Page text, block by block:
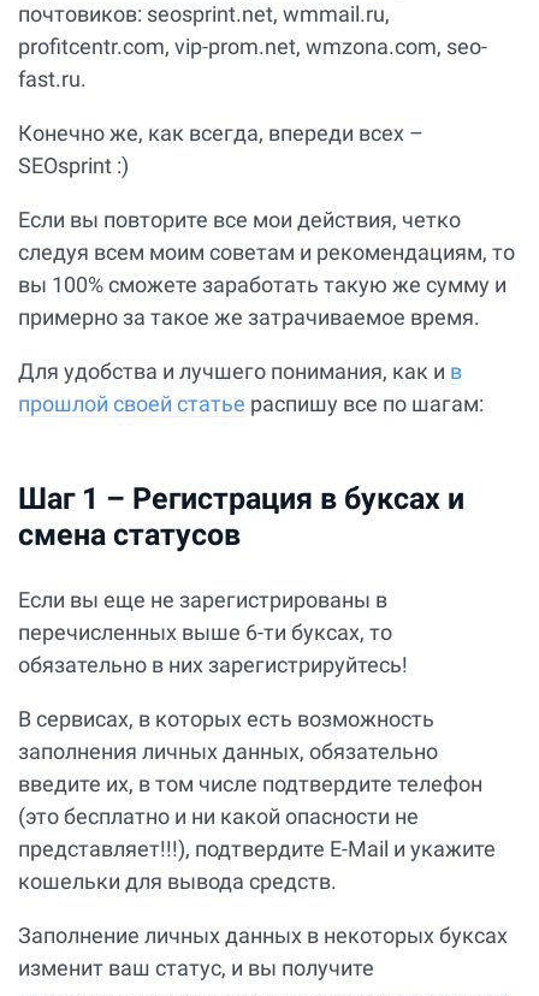
почтовиков: seosprint.net, wmmail.ru,
profitcentr.com, vip-prom.net, wmzona.com, seo-
fast.ru.
Конечно же, как всегда, впереди всех –
SEOsprint :)
Если вы повторите все мои действия, четко
следуя всем моим советам и рекомендациям, то
вы 100% сможете заработать такую же сумму и
примерно за такое же затрачиваемое время.
Для удобства и лучшего понимания, как и в
прошлой своей статье распишу все по шагам:
Шаг 1 – Регистрация в буксах и
смена статусов
Если вы еще не зарегистрированы в
перечисленных выше 6-ти буксах, то
обязательно в них зарегистрируйтесь!
В сервисах, в которых есть возможность
заполнения личных данных, обязательно
введите их, в том числе подтвердите телефон
(это бесплатно и ни какой опасности не
представляет!!!), подтвердите E-Mail и укажите
кошельки для вывода средств.
Заполнение личных данных в некоторых буксах
изменит ваш статус, и вы получите